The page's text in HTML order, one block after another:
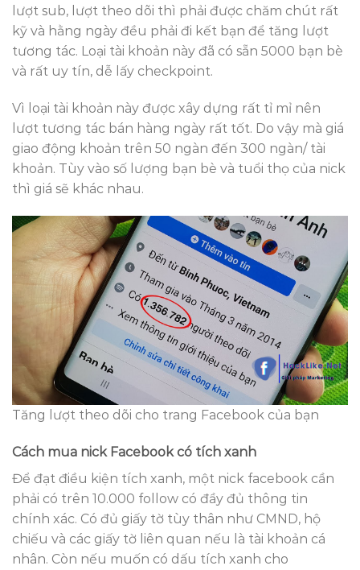
lượt sub, lượt theo dõi thì phải được chăm chút rất
kỹ và hằng ngày đều phải đi kết bạn để tăng lượt
tương tác. Loại tài khoản này đã có sẵn 5000 bạn bè
và rất uy tín, dễ lấy checkpoint.
Vì loại tài khoản này được xây dựng rất tỉ mỉ nên
lượt tương tác bán hàng ngày rất tốt. Do vậy mà giá
giao động khoản trên 50 ngàn đến 300 ngàn/ tài
khoản. Tùy vào số lượng bạn bè và tuổi thọ của nick
thì giá sẽ khác nhau.
Tăng lượt theo dõi cho trang Facebook của bạn
Cách mua nick Facebook có tích xanh
Để đạt điều kiện tích xanh, một nick facebook cần
phải có trên 10.000 follow có đầy đủ thông tin
chính xác. Có đủ giấy tờ tùy thân như CMND, hộ
chiếu và các giấy tờ liên quan nếu là tài khoản cá
nhân. Còn nếu muốn có dấu tích xanh cho